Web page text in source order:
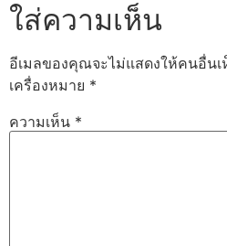
ใส่ความเห็น
อีเมลของคุณจะไม่แสดงให้คนอื่นเ
เครื่องหมาย *
ความเห็น *